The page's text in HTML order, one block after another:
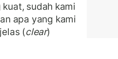
sudah kami
apa yang kami
(clear)